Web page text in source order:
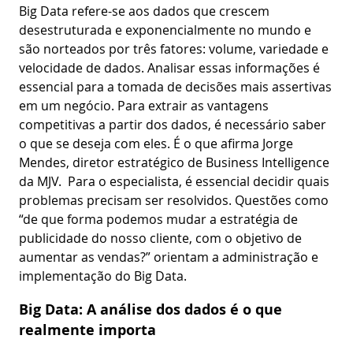
Big Data refere-se aos dados que crescem
desestruturada e exponencialmente no mundo e
são norteados por três fatores: volume, variedade e
velocidade de dados. Analisar essas informações é
essencial para a tomada de decisões mais assertivas
em um negócio. Para extrair as vantagens
competitivas a partir dos dados, é necessário saber
o que se deseja com eles. É o que afirma Jorge
Mendes, diretor estratégico de Business Intelligence
da MJV. Para o especialista, é essencial decidir quais
problemas precisam ser resolvidos. Questões como
“de que forma podemos mudar a estratégia de
publicidade do nosso cliente, com o objetivo de
aumentar as vendas?” orientam a administração e
implementação do Big Data.
Big Data: A análise dos dados é o que
realmente importa